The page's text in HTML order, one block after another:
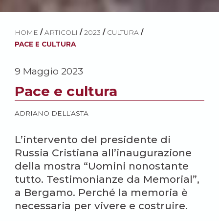
HOME / ARTICOLI / 2023 / CULTURA /
PACE E CULTURA
9 Maggio 2023
Pace e cultura
ADRIANO DELL’ASTA
L’intervento del presidente di
Russia Cristiana all’inaugurazione
della mostra “Uomini nonostante
tutto. Testimonianze da Memorial”,
a Bergamo. Perché la memoria è
necessaria per vivere e costruire.